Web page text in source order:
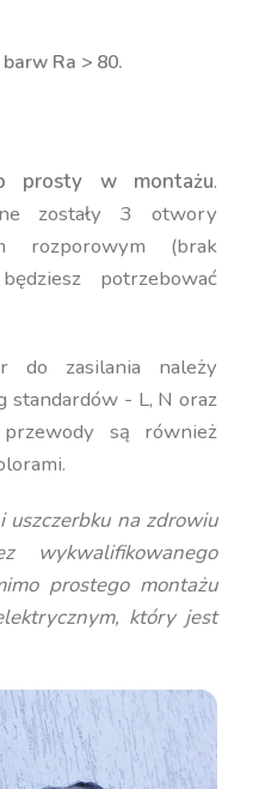
Ra > 80.
prosty w montażu.
zostały 3 otwory
rozporowym (brak
potrzebować
do zasilania należy
standardów - L, N oraz
są również
uszczerbku na zdrowiu
wykwalifikowanego
prostego montażu
który jest